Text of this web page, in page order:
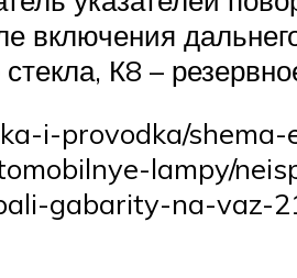
включения
К8 –
i-provodka/
lampy/
gabarity-na-vaz-